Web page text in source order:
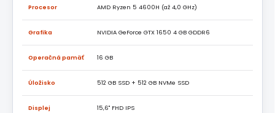
Procesor AMD Ryzen 5 4600H (až 4,0 GHz)
Grafika NVIDIA GeForce GTX 1650 4 GB GDDR6
Operačná pamäť 16 GB
Úložisko 512 GB SSD + 512 GB NVMe SSD
Displej 15,6" FHD IPS